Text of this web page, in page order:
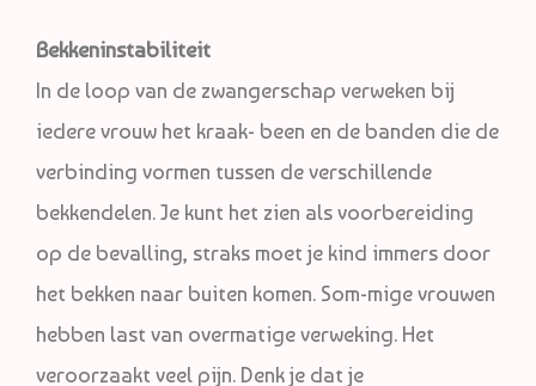
Bekkeninstabiliteit
In de loop van de zwangerschap verweken bij
iedere vrouw het kraak- been en de banden die de
verbinding vormen tussen de verschillende
bekkendelen. Je kunt het zien als voorbereiding
op de bevalling, straks moet je kind immers door
het bekken naar buiten komen. Som-mige vrouwen
hebben last van overmatige verweking. Het
veroorzaakt veel pijn. Denk je dat je